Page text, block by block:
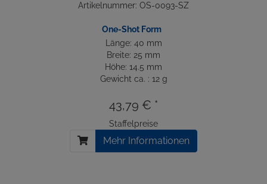
Artikelnummer: OS-0093-SZ
One-Shot Form
Länge: 40 mm
Breite: 25 mm
Höhe: 14.5 mm
Gewicht ca. : 12 g
43,79 € *
Staffelpreise
Mehr Informationen